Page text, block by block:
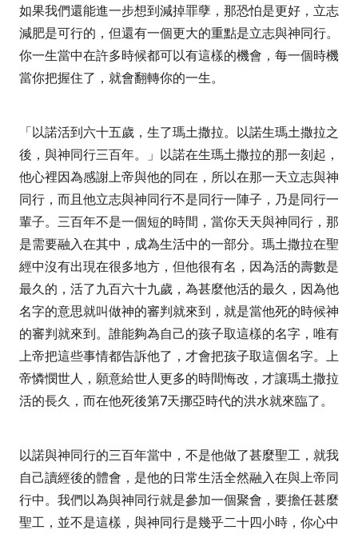
如果我們還能進一步想到減掉罪孽，那恐怕是更好，立志
減肥是可行的，但還有一個更大的重點是立志與神同行。
你一生當中在許多時候都可以有這樣的機會，每一個時機
當你把握住了，就會翻轉你的一生。
「以諾活到六十五歲，生了瑪土撒拉。以諾生瑪土撒拉之
後，與神同行三百年。」 以諾在生瑪土撒拉的那一刻起，
他心裡因為感謝上帝與他的同在，所以在那一天立志與神
同行，而且他立志與神同行不是同行一陣子，乃是同行一
輩子。三百年不是一個短的時間，當你天天與神同行，那
是需要融入在其中，成為生活中的一部分。瑪土撒拉在聖
經中沒有出現在很多地方，但他很有名，因為活的壽數是
最久的，活了九百六十九歲，為甚麼他活的最久，因為他
名字的意思就叫做神的審判就來到，就是當他死的時候神
的審判就來到。誰能夠為自己的孩子取這樣的名字，唯有
上帝把這些事情都告訴他了，才會把孩子取這個名字。上
帝憐憫世人，願意給世人更多的時間悔改，才讓瑪土撒拉
活的長久，而在他死後第7天挪亞時代的洪水就來臨了。
以諾與神同行的三百年當中，不是他做了甚麼聖工，就我
自己讀經後的體會，是他的日常生活全然融入在與上帝同
行中。我們以為與神同行就是參加一個聚會，要擔任甚麼
聖工，並不是這樣，與神同行是幾乎二十四小時，你心中